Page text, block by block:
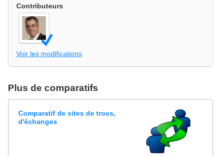
Contributeurs
Voir les modifications
Plus de comparatifs
Comparatif de sites de trocs,
d'échanges